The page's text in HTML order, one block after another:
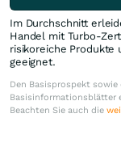
Im Durchschnitt
Handel mit Turbo-
risikoreiche Produkte
geeignet.
Den Basisprospekt
Basisinformationsblätter
Beachten Sie auch die